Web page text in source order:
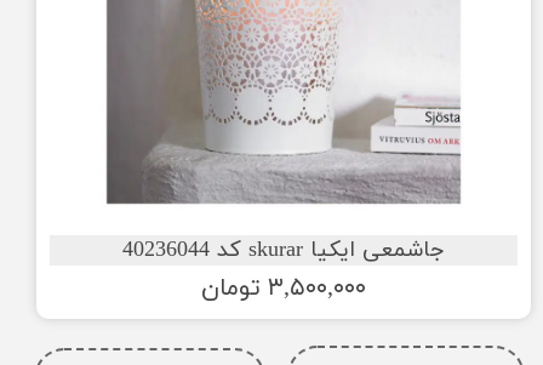
جاشمعی ایکیا skurar کد 40236044
۳,۵۰۰,۰۰۰ تومان